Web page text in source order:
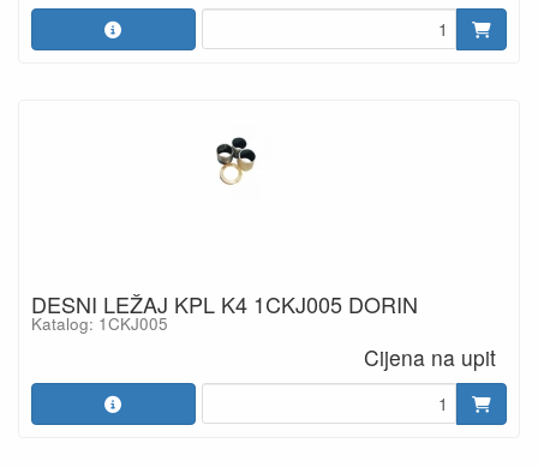
DESNI LEŽAJ KPL K4 1CKJ005 DORIN
Katalog: 1CKJ005
Cijena na upit